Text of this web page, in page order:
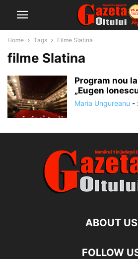
Home Tags Filme Slatina
filme Slatina
Program nou
„Eugen
Maria Ungureanu -
ABOUT US
FOLLOW